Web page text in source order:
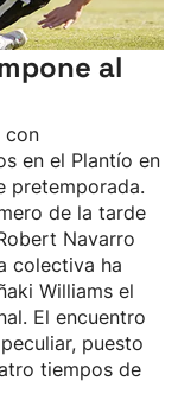
al
con
en el Plantío en
pretemporada.
de la tarde
Navarro
colectiva ha
Williams el
El encuentro
puesto
tiempos de